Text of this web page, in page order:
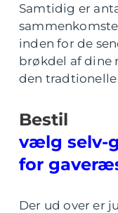
Samtidig er
inden for de
brøkdel af dine
den tradtionelle
Bestil
vælg selv-
for
Der ud over er